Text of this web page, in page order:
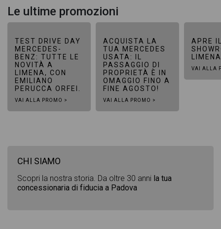
Le ultime promozioni
TEST DRIVE DAY
MERCEDES-
BENZ: TUTTE LE
NOVITÀ A
LIMENA, CON
EMILIANO
PERUCCA ORFEI.
VAI ALLA PROMO >
ACQUISTA LA
TUA MERCEDES
USATA: IL
PASSAGGIO DI
PROPRIETÀ È IN
OMAGGIO FINO A
FINE AGOSTO!
VAI ALLA PROMO >
APRE
VAI ALLA
CHI SIAMO
Scopri la nostra storia. Da oltre 30 anni la tua
concessionaria di fiducia a Padova